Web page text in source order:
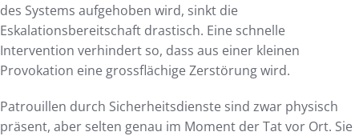
des Systems aufgehoben wird, sinkt die
Eskalationsbereitschaft drastisch. Eine schnelle
Intervention verhindert so, dass aus einer kleinen
Provokation eine grossflächige Zerstörung wird.
Patrouillen durch Sicherheitsdienste sind zwar physisch
präsent, aber selten genau im Moment der Tat vor Ort. Sie